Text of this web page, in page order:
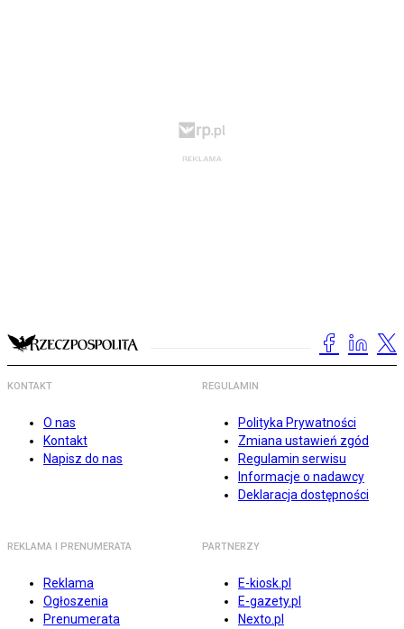
KONTAKT
O nas
Kontakt
Napisz do nas
REGULAMIN
Polityka Prywatności
Zmiana ustawień zgód
Regulamin serwisu
Informacje o nadawcy
Deklaracja dostępności
REKLAMA I PRENUMERATA
Reklama
Ogłoszenia
Prenumerata
PARTNERZY
E-kiosk.pl
E-gazety.pl
Nexto.pl